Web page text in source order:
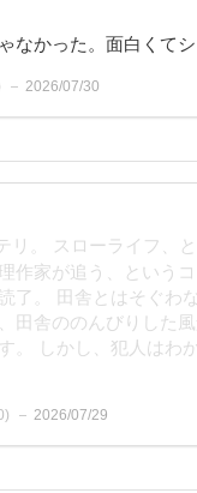
なかった。面白くてシ
2026/07/30
リ。 スローライフ、
作家が追う、という
了。 田舎とはそぐわ
田舎ののんびりした
。 しかし、犯人はわ
) 2026/07/29